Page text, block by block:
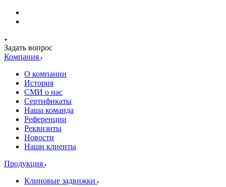
Задать вопрос
Компания
О компании
История
СМИ о нас
Cертификаты
Наша команда
Референции
Реквизиты
Новости
Наши клиенты
Продукция
Клиновые задвижки